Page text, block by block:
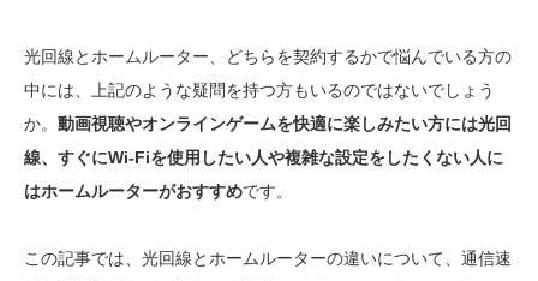
光回線とホームルーター、どちらを契約するかで悩んでいる方の
中には、上記のような疑問を持つ方もいるのではないでしょう
か。 動画視聴やオンラインゲームを快適に楽しみたい方には光回
線、すぐにWi-Fiを使用したい人や複雑な設定をしたくない人に
はホームルーターがおすすめです。
この記事では、光回線とホームルーターの違いについて、通信速